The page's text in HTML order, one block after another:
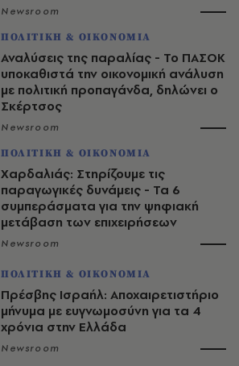
Newsroom
ΠΟΛΙΤΙΚΗ & ΟΙΚΟΝΟΜΙΑ
Αναλύσεις της παραλίας - Το ΠΑΣΟΚ
υποκαθιστά την οικονομική ανάλυση
με πολιτική προπαγάνδα, δηλώνει ο
Σκέρτσος
Newsroom
ΠΟΛΙΤΙΚΗ & ΟΙΚΟΝΟΜΙΑ
Χαρδαλιάς: Στηρίζουμε τις
παραγωγικές δυνάμεις - Τα 6
συμπεράσματα για την ψηφιακή
μετάβαση των επιχειρήσεων
Newsroom
ΠΟΛΙΤΙΚΗ & ΟΙΚΟΝΟΜΙΑ
Πρέσβης Ισραήλ: Αποχαιρετιστήριο
μήνυμα με ευγνωμοσύνη για τα 4
χρόνια στην Ελλάδα
Newsroom